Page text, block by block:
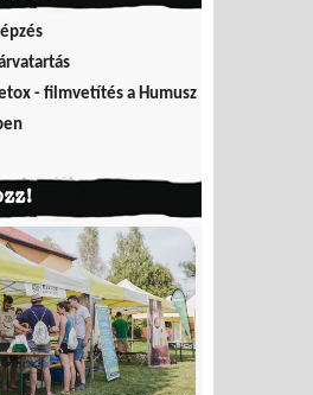
- filmvetítés a Humusz